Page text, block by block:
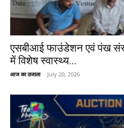
एसबीआई फाउंडेशन एवं पंख
में विशेष स्वास्थ्य...
आज का उजाला - July 20, 2026